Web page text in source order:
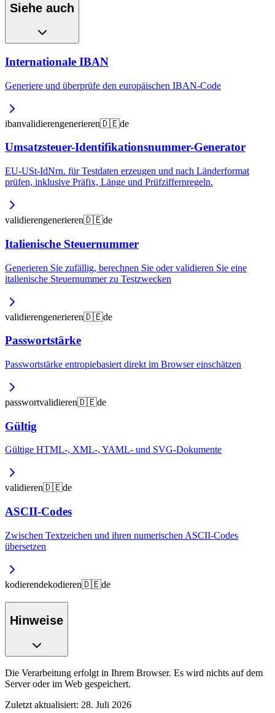
Siehe auch
Internationale IBAN
Generiere und überprüfe den europäischen IBAN-Code
ibanvalidierengenerieren🇩🇪de
Umsatzsteuer-Identifikationsnummer-Generator
EU-USt-IdNrn. für Testdaten erzeugen und nach Länderformat
prüfen, inklusive Präfix, Länge und Prüfziffernregeln.
validierengenerieren🇩🇪de
Italienische Steuernummer
Generieren Sie zufällig, berechnen Sie oder validieren Sie eine
italienische Steuernummer zu Testzwecken
validierengenerieren🇩🇪de
Passwortstärke
Passwortstärke entropiebasiert direkt im Browser einschätzen
passwortvalidieren🇩🇪de
Gültig
Gültige HTML-, XML-, YAML- und SVG-Dokumente
validieren🇩🇪de
ASCII-Codes
Zwischen Textzeichen und ihren numerischen ASCII-Codes
übersetzen
kodierendekodieren🇩🇪de
Hinweise
Die Verarbeitung erfolgt in Ihrem Browser. Es wird nichts auf dem
Server oder im Web gespeichert.
Zuletzt aktualisiert: 28. Juli 2026